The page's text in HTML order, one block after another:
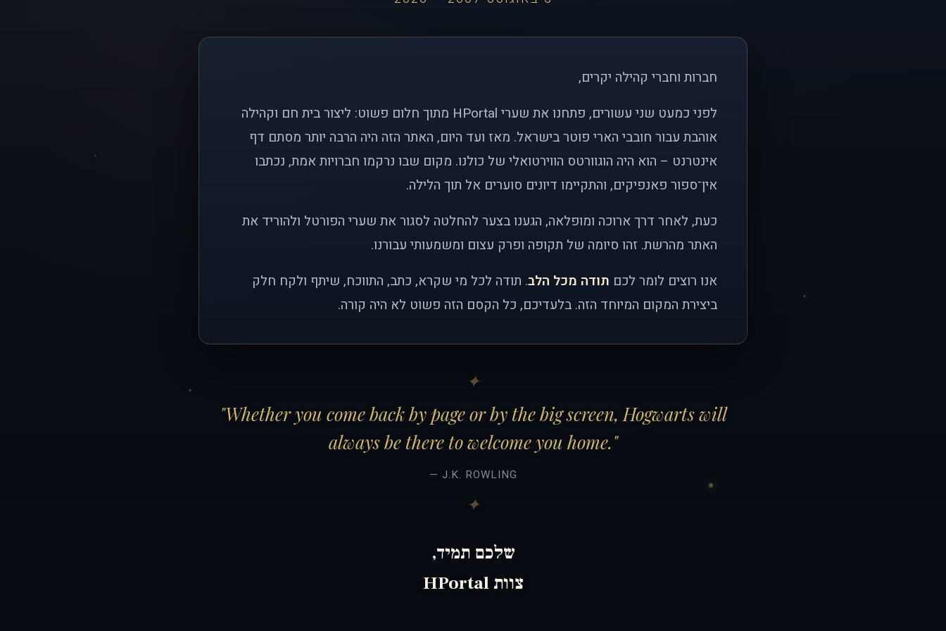
חברות וחברי קהילה יקרים,
לפני כמעט שני עשורים, פתחנו את שערי HPortal מתוך חלום פשוט: ליצור בית חם וקהילה
אוהבת עבור חובבי הארי פוטר בישראל. מאז ועד היום, האתר הזה היה הרבה יותר מסתם דף
אינטרנט – הוא היה הוגוורטס הווירטואלי של כולנו. מקום שבו נרקמו חברויות אמת, נכתבו
אין־ספור פאנפיקים, והתקיימו דיונים סוערים אל תוך הלילה.
כעת, לאחר דרך ארוכה ומופלאה, הגענו בצער להחלטה לסגור את שערי הפורטל ולהוריד את
האתר מהרשת. זהו סיומה של תקופה ופרק עצום ומשמעותי עבורנו.
אנו רוצים לומר לכם תודה מכל הלב. תודה לכל מי שקרא, כתב, התווכח, שיתף ולקח חלק
ביצירת המקום המיוחד הזה. בלעדיכם, כל הקסם הזה פשוט לא היה קורה.
"Whether you come back by page or by the big screen, Hogwarts will
always be there to welcome you home."
— J.K. ROWLING
שלכם תמיד,
צוות HPortal